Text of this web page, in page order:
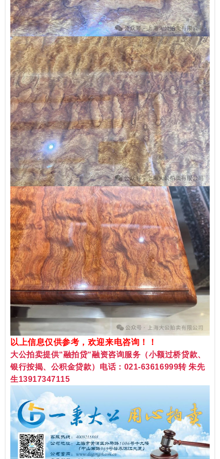
以上信息仅供参考，欢迎来电咨询！！
大公拍卖提供“融拍贷“融资咨询服务（小额过桥贷款、
银行按揭、公积金贷款）电话：021-63616999转 朱先
生13917347115